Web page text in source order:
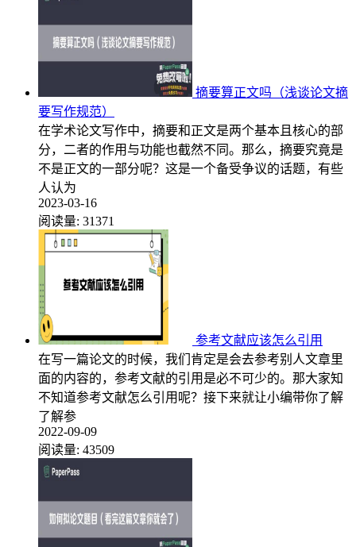
摘要算正文吗（浅谈论文摘
要写作规范）
在学术论文写作中，摘要和正文是两个基本且核心的部
分，二者的作用与功能也截然不同。那么，摘要究竟是
不是正文的一部分呢？这是一个备受争议的话题，有些
人认为
2023-03-16
阅读量: 31371
参考文献应该怎么引用
在写一篇论文的时候，我们肯定是会去参考别人文章里
面的内容的，参考文献的引用是必不可少的。那大家知
不知道参考文献怎么引用呢？接下来就让小编带你了解
了解参
2022-09-09
阅读量: 43509